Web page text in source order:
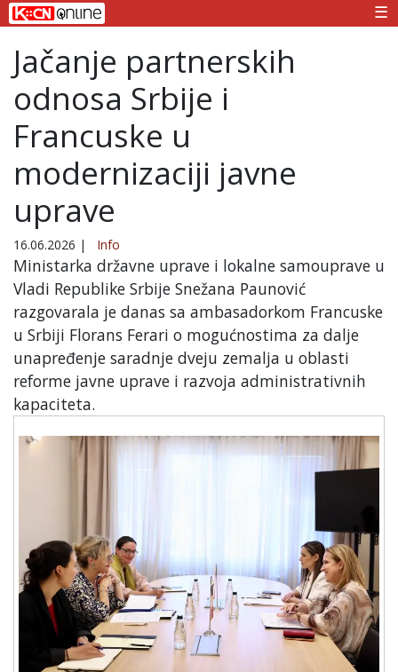
☰
Jačanje partnerskih
odnosa Srbije i
Francuske u
modernizaciji javne
uprave
16.06.2026 | Info
Ministarka državne uprave i lokalne samouprave u
Vladi Republike Srbije Snežana Paunović
razgovarala je danas sa ambasadorkom Francuske
u Srbiji Florans Ferari o mogućnostima za dalje
unapređenje saradnje dveju zemalja u oblasti
reforme javne uprave i razvoja administrativnih
kapaciteta.